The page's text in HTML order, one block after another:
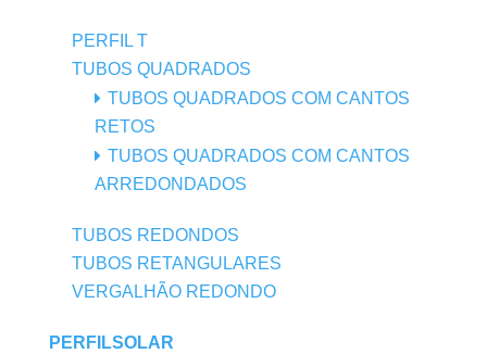
PERFIL T
TUBOS QUADRADOS
TUBOS QUADRADOS COM CANTOS
RETOS
TUBOS QUADRADOS COM CANTOS
ARREDONDADOS
TUBOS REDONDOS
TUBOS RETANGULARES
VERGALHÃO REDONDO
PERFILSOLAR